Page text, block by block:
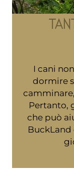
I cani
dormire
Pertanto,
che può
BuckLand